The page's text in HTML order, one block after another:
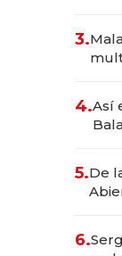
3.
4.Así
5.De
6.